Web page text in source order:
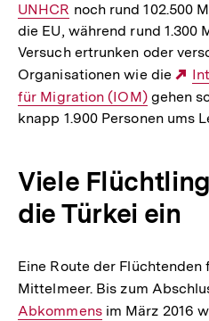
UNHCR noch rund 102.500
die EU, während rund 1.300
Versuch ertrunken oder
Organisationen wie die
für Migration (IOM)gehen
knapp 1.900 Personen ums
Viele
die Türkei ein
Eine Route der
Mittelmeer. Bis zum
Abkommensim März 2016